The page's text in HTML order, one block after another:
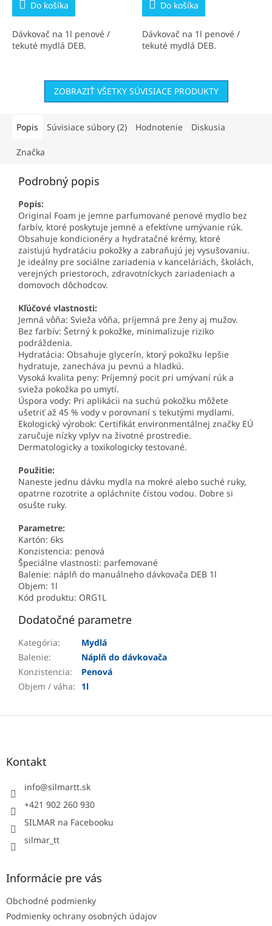
Do košíka
Dávkovač na 1l penové /
tekuté mydlá DEB.
Do košíka
Dávkovač na 1l penové /
tekuté mydlá DEB.
ZOBRAZIŤ VŠETKY SÚVISIACE PRODUKTY
Popis Súvisiace súbory (2) Hodnotenie Diskusia
Značka
Podrobný popis
Popis:
Original Foam je jemne parfumované penové mydlo bez
farbív, ktoré poskytuje jemné a efektívne umývanie rúk.
Obsahuje kondicionéry a hydratačné krémy, ktoré
zaisťujú hydratáciu pokožky a zabraňujú jej vysušovaniu.
Je ideálny pre sociálne zariadenia v kanceláriách, školách,
verejných priestoroch, zdravotníckych zariadeniach a
domovoch dôchodcov.
Kľúčové vlastnosti:
Jemná vôňa: Svieža vôňa, príjemná pre ženy aj mužov.
Bez farbív: Šetrný k pokožke, minimalizuje riziko
podráždenia.
Hydratácia: Obsahuje glycerín, ktorý pokožku lepšie
hydratuje, zanecháva ju pevnú a hladkú.
Vysoká kvalita peny: Príjemný pocit pri umývaní rúk a
svieža pokožka po umytí.
Úspora vody: Pri aplikácii na suchú pokožku môžete
ušetriť až 45 % vody v porovnaní s tekutými mydlami.
Ekologický výrobok: Certifikát environmentálnej značky EÚ
zaručuje nízky vplyv na životné prostredie.
Dermatologicky a toxikologicky testované.
Použitie:
Naneste jednu dávku mydla na mokré alebo suché ruky,
opatrne rozotrite a opláchnite čistou vodou. Dobre si
osušte ruky.
Parametre:
Kartón: 6ks
Konzistencia: penová
Špeciálne vlastnosti: parfemované
Balenie: náplň do manuálneho dávkovača DEB 1l
Objem: 1l
Kód produktu: ORG1L
Dodatočné parametre
Kategória:
Mydlá
Balenie:
Náplň do dávkovača
Konzistencia:
Penová
Objem / váha: 1l
Z
Kontakt
info@silmartt.sk
+421 902 260 930
SILMAR na Facebooku
silmar_tt
Informácie pre vás
Obchodné podmienky
Podmienky ochrany osobných údajov